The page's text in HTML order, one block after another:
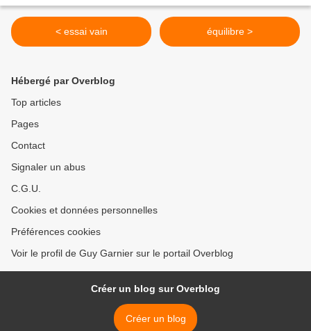
< essai vain équilibre >
Hébergé par Overblog
Top articles
Pages
Contact
Signaler un abus
C.G.U.
Cookies et données personnelles
Préférences cookies
Voir le profil de Guy Garnier sur le portail Overblog
Créer un blog sur Overblog
Créer un blog